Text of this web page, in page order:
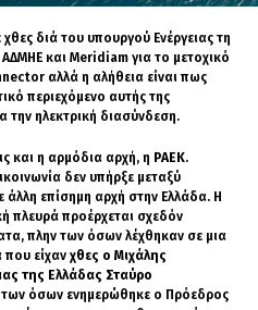
είναι εξαιρετικά
και το Κιργιστάν
κράτη. Είναι
θεσμικούς
άλλων και μέσω
Συλλογικής
και ταυτοτικό
από τη ρωσική
αντιμετωπίσει ένα
διά του υπουργού Ενέργειας τη
και Meridiam για το μετοχικό
αλλά η αλήθεια είναι πως
περιεχόμενο αυτής της
την ηλεκτρική διασύνδεση.
και η αρμόδια αρχή, η ΡΑΕΚ.
δεν υπήρξε μεταξύ
άλλη επίσημη αρχή στην Ελλάδα. Η
πλευρά προέρχεται σχεδόν
πλην των όσων λέχθηκαν σε μια
που είχαν χθες ο Μιχάλης
της Ελλάδας Σταύρο
όσων ενημερώθηκε ο Πρόεδρος